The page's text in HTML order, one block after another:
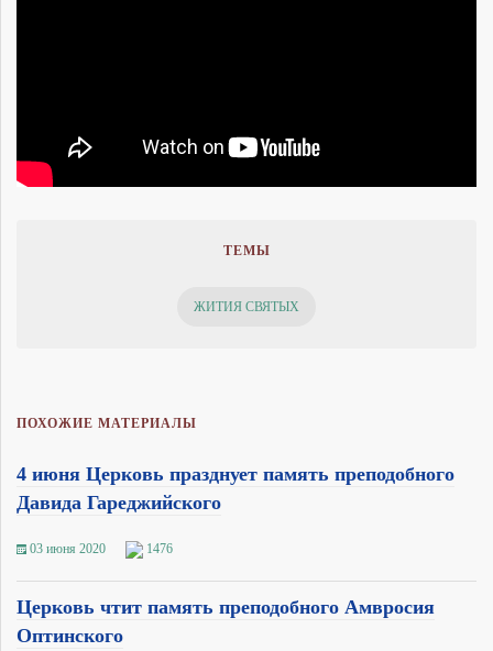
ТЕМЫ
ЖИТИЯ СВЯТЫХ
ПОХОЖИЕ МАТЕРИАЛЫ
4 июня Церковь празднует память преподобного
Давида Гареджийского
03 июня 2020 1476
Церковь чтит память преподобного Амвросия
Оптинского